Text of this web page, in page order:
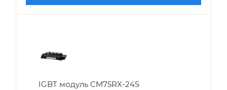
IGBT модуль CM75RX-24S